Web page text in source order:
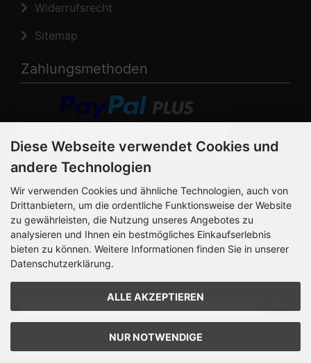
Widerrufsrecht
Sitemap
Zahlungsmethoden
Die Box kann unter
werden. Die Sprachvariablen befinden sich in der Datei
bootstrap4/lang/german/lang_german.custom.
Newsletter-Anmeldung
Der Newsletter kann jederzeit hier oder in Ihrem
Kundenkonto abbestellt werden.
Diese Webseite verwendet Cookies und
andere Technologien
Wir verwenden Cookies und ähnliche Technologien, auch von
Drittanbietern, um die ordentliche Funktionsweise der Website
zu gewährleisten, die Nutzung unseres Angebotes zu
analysieren und Ihnen ein bestmögliches Einkaufserlebnis
bieten zu können. Weitere Informationen finden Sie in unserer
Datenschutzerklärung.
ALLE AKZEPTIEREN
NUR NOTWENDIGE